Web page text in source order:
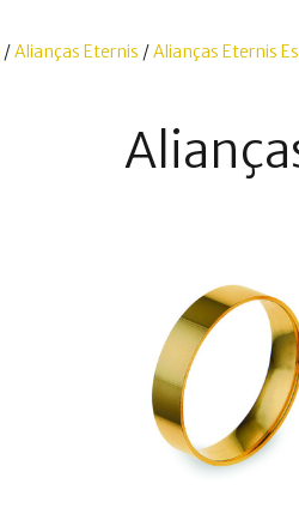
/Alianças Eternis /Alianças Eternis